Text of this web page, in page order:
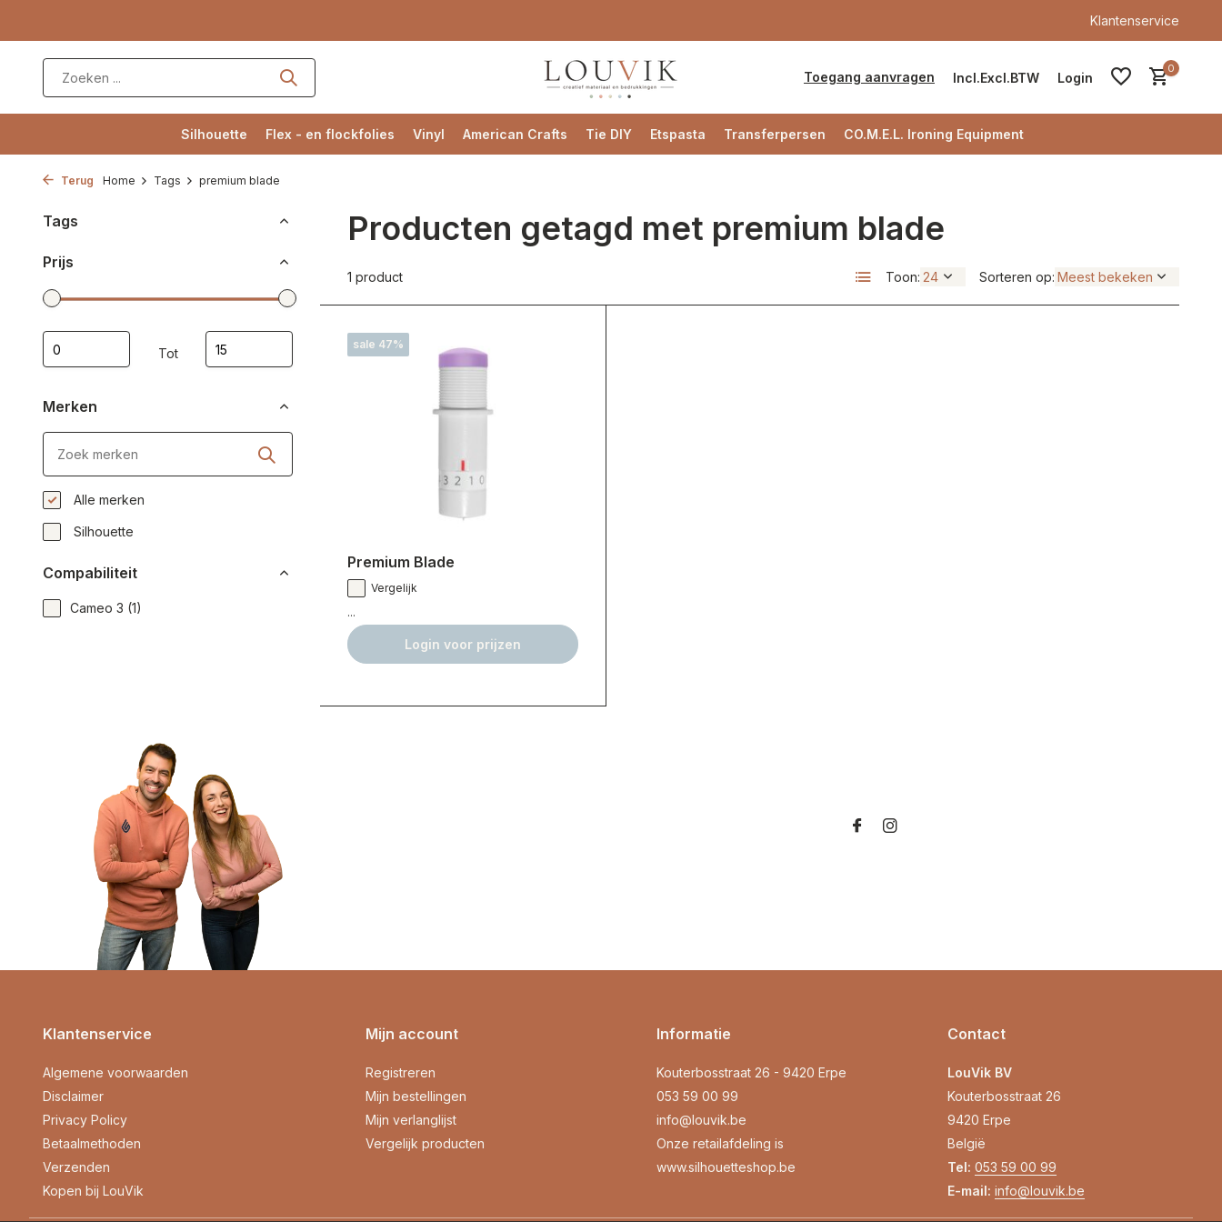
Klantenservice
Toegang aanvragen Incl.Excl.BTW Login
0
Silhouette Flex - en flockfolies Vinyl American Crafts Tie DIY Etspasta Transferpersen CO.M.E.L. Ironing Equipment
Terug Home Tags premium blade
Tags
Prijs
Tot
Merken
Alle merken
Silhouette
Compabiliteit
Cameo 3 (1)
Producten getagd met premium blade
1 product Toon: Sorteren op:
sale 47%
Premium Blade
Vergelijk
...
Login voor prijzen
Klantenservice
Algemene voorwaarden
Disclaimer
Privacy Policy
Betaalmethoden
Verzenden
Kopen bij LouVik
Mijn account
Registreren
Mijn bestellingen
Mijn verlanglijst
Vergelijk producten
Informatie
Kouterbosstraat 26 - 9420 Erpe
053 59 00 99
info@louvik.be
Onze retailafdeling is
www.silhouetteshop.be
Contact
LouVik BV
Kouterbosstraat 26
9420 Erpe
België
Tel: 053 59 00 99
E-mail: info@louvik.be